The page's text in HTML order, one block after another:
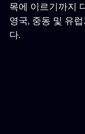
목에 이르기까지
영국, 중동 및 유
다.